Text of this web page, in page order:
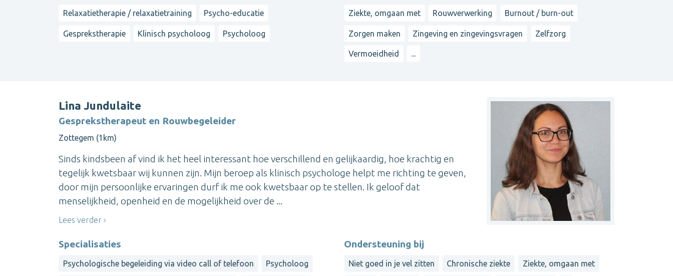
Relaxatietherapie / relaxatietraining Psycho-educatie
Gesprekstherapie Klinisch psycholoog Psycholoog
Ziekte, omgaan met Rouwverwerking Burnout / burn-out
Zorgen maken Zingeving en zingevingsvragen Zelfzorg
Vermoeidheid ...
Lina Jundulaite
Gesprekstherapeut en Rouwbegeleider
Zottegem (1km)
Sinds kindsbeen af vind ik het heel interessant hoe verschillend en gelijkaardig, hoe krachtig en
tegelijk kwetsbaar wij kunnen zijn. Mijn beroep als klinisch psychologe helpt me richting te geven,
door mijn persoonlijke ervaringen durf ik me ook kwetsbaar op te stellen. Ik geloof dat
menselijkheid, openheid en de mogelijkheid over de ...
Lees verder
Specialisaties
Psychologische begeleiding via video call of telefoon Psycholoog
Ondersteuning bij
Niet goed in je vel zitten Chronische ziekte Ziekte, omgaan met